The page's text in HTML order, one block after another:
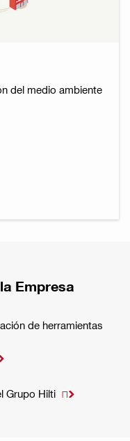
del medio ambiente
Empresa
de herramientas
Grupo Hilti 